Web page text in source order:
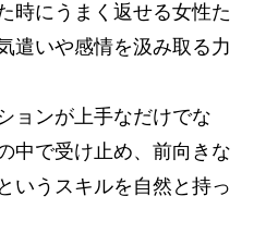
時にうまく返せる女性た
遣いや感情を汲み取る力
ョンが上手なだけでな
中で受け止め、前向きな
いうスキルを自然と持っ